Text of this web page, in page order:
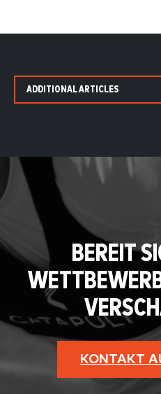
ADDITIONAL ARTICLES
BEREIT
KONTAKT